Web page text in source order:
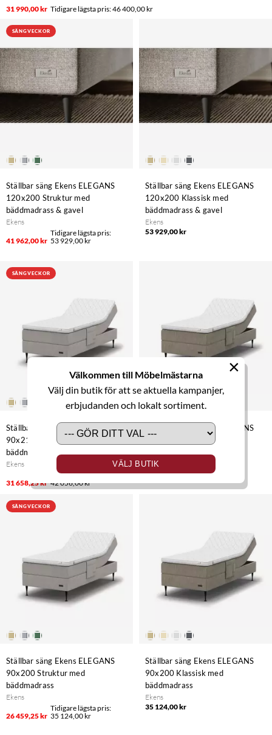
Välkommen till Möbelmästarna
Välj din butik för att se aktuella kampanjer,
erbjudanden och lokalt sortiment.
VÄLJ BUTIK
×
31 990,00 kr
46 400,00 kr
SÄNGVECKOR
Ställbar säng Ekens ELEGANS
120x200 Struktur med
bäddmadrass & gavel
Ekens
41 962,00 kr 53 929,00 kr
Ställbar säng Ekens ELEGANS
120x200 Klassisk med
bäddmadrass & gavel
Ekens
53 929,00 kr
SÄNGVECKOR
Ställbar säng Ekens ELEGANS
90x210 Struktur med
bäddmadrass
Ekens
31 658,25 kr 42 056,00 kr
Ställbar säng Ekens ELEGANS
90x210 Klassisk med
Ekens
42 056,00 kr
SÄNGVECKOR
Ställbar säng Ekens ELEGANS
90x200 Struktur med
bäddmadrass
Ekens
26 459,25 kr 35 124,00 kr
Ställbar säng Ekens ELEGANS
90x200 Klassisk med
bäddmadrass
Ekens
35 124,00 kr